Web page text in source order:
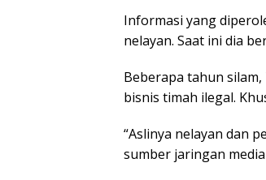
Informasi yang
nelayan. Saat ini dia
Beberapa tahun
bisnis timah ilegal.
“Aslinya nelayan dan
sumber jaringan